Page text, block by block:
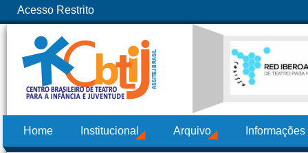
Acesso Restrito
Home Institucional Arquivo